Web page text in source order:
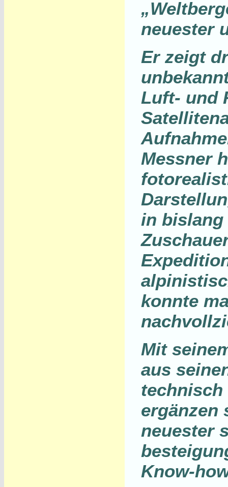
neuester
Er zeigt
Luft- und
Messner
in bislang
konnte
Mit
aus
ergänzen
neuester
Know-